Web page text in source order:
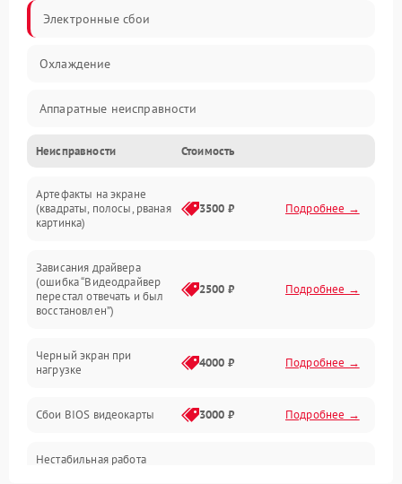
Электронные сбои
Охлаждение
Аппаратные неисправности
Перегрев и термопроблемы
Видео
Интерфейсные и коммуникационные проблемы
Электропитание
ПО
Электронные компоненты
Неисправности Стоимость
Артефакты на экране
(квадраты, полосы, рваная
картинка)
3500 ₽ Подробнее →
Зависания драйвера
(ошибка “Видеодрайвер
перестал отвечать и был
восстановлен”)
2500 ₽ Подробнее →
Черный экран при
нагрузке
4000 ₽ Подробнее →
Сбои BIOS видеокарты 3000 ₽ Подробнее →
Нестабильная работа